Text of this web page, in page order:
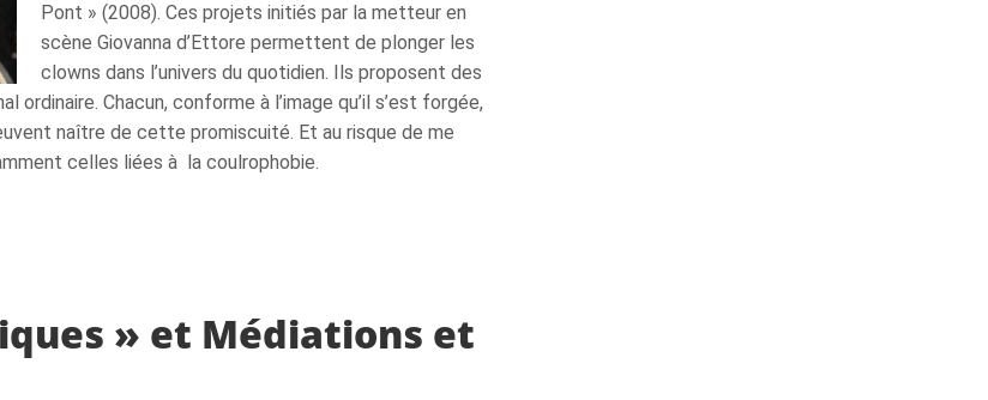
Pont » (2008). Ces projets initiés par la metteur en
scène Giovanna d’Ettore permettent de plonger les
clowns dans l’univers du quotidien. Ils proposent des
ordinaire. Chacun, conforme à l’image qu’il s’est forgée,
naître de cette promiscuité. Et au risque de me
celles liées à la coulrophobie.
» et Médiations et